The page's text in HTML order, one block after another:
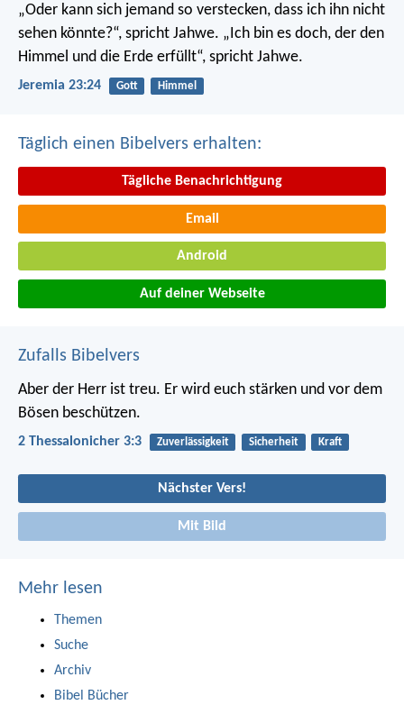
„Oder kann sich jemand so verstecken, dass ich ihn nicht
sehen könnte?“, spricht Jahwe. „Ich bin es doch, der den
Himmel und die Erde erfüllt“, spricht Jahwe.
Jeremia 23:24 Gott Himmel
Täglich einen Bibelvers erhalten:
Tägliche Benachrichtigung
Email
Android
Auf deiner Webseite
Zufalls Bibelvers
Aber der Herr ist treu. Er wird euch stärken und vor dem
Bösen beschützen.
2 Thessalonicher 3:3 Zuverlässigkeit Sicherheit Kraft
Nächster Vers!
Mit Bild
Mehr lesen
Themen
Suche
Archiv
Bibel Bücher